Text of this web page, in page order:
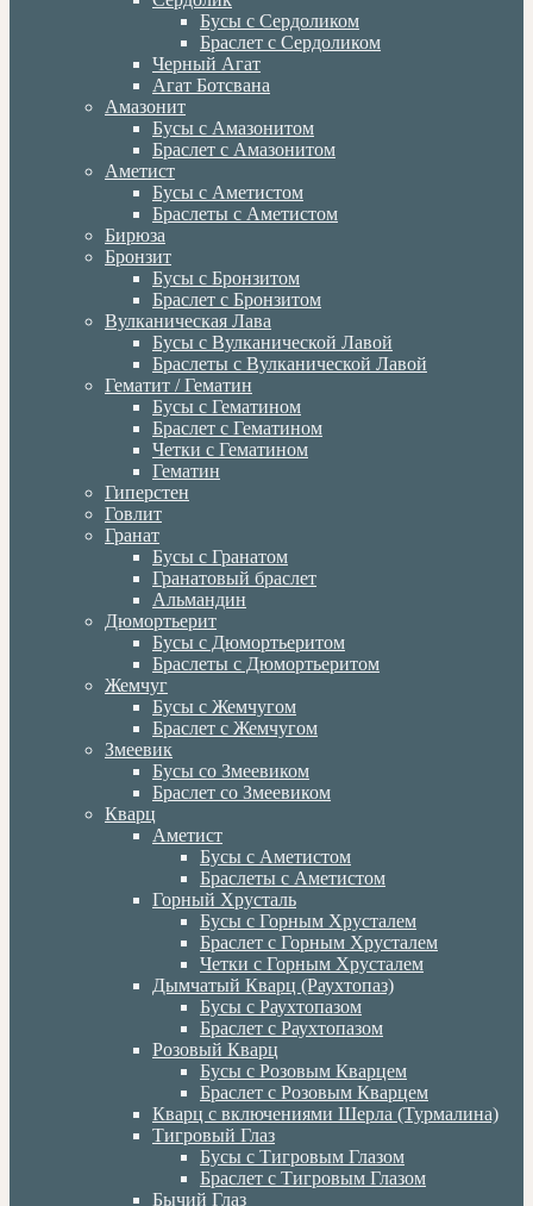
Бусы с Сердоликом
Браслет с Сердоликом
Черный Агат
Агат Ботсвана
Амазонит
Бусы с Амазонитом
Браслет с Амазонитом
Аметист
Бусы с Аметистом
Браслеты с Аметистом
Бирюза
Бронзит
Бусы с Бронзитом
Браслет с Бронзитом
Вулканическая Лава
Бусы с Вулканической Лавой
Браслеты с Вулканической Лавой
Гематит / Гематин
Бусы с Гематином
Браслет с Гематином
Четки с Гематином
Гематин
Гиперстен
Говлит
Гранат
Бусы с Гранатом
Гранатовый браслет
Альмандин
Дюмортьерит
Бусы с Дюмортьеритом
Браслеты с Дюмортьеритом
Жемчуг
Бусы с Жемчугом
Браслет с Жемчугом
Змеевик
Бусы со Змеевиком
Браслет со Змеевиком
Кварц
Аметист
Бусы с Аметистом
Браслеты с Аметистом
Горный Хрусталь
Бусы с Горным Хрусталем
Браслет с Горным Хрусталем
Четки с Горным Хрусталем
Дымчатый Кварц (Раухтопаз)
Бусы с Раухтопазом
Браслет с Раухтопазом
Розовый Кварц
Бусы с Розовым Кварцем
Браслет с Розовым Кварцем
Кварц с включениями Шерла (Турмалина)
Тигровый Глаз
Бусы с Тигровым Глазом
Браслет с Тигровым Глазом
Бычий Глаз